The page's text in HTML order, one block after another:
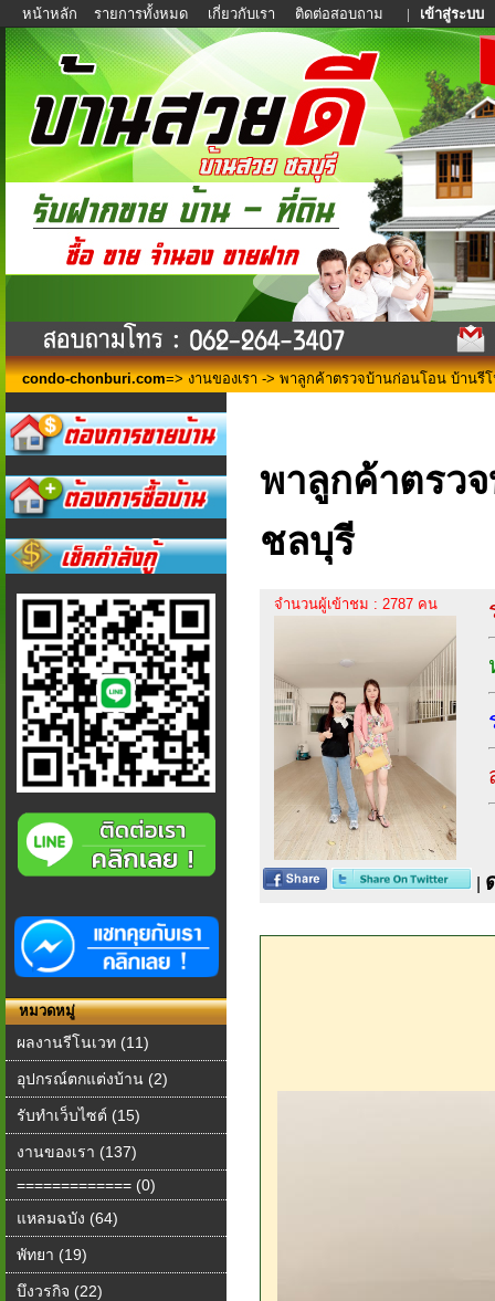
หน้าหลัก รายการทั้งหมด เกี่ยวกับเรา ติดต่อสอบถาม | เข้าสู่ระบบ
condo-chonburi.com=> งานของเรา -> พาลูกค้าตรวจบ้านก่อนโอน บ้านรี
หมวดหมู่
ผลงานรีโนเวท (11)
อุปกรณ์ตกแต่งบ้าน (2)
รับทำเว็บไซต์ (15)
งานของเรา (137)
============= (0)
แหลมฉบัง (64)
พัทยา (19)
บึงวรกิจ (22)
พาลูกค้าตรว
ชลบุรี
จำนวนผู้เข้าชม : 2787 คน